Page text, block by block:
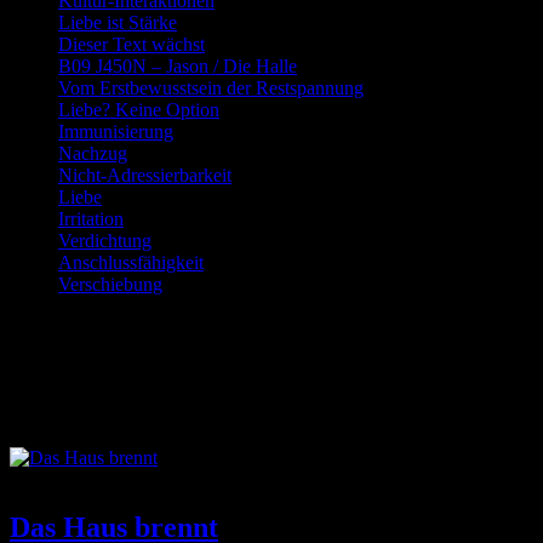
Liebe ist Stärke
Dieser Text wächst
B09 J450N – Jason / Die Halle
Vom Erstbewusstsein der Restspannung
Liebe? Keine Option
Immunisierung
Nachzug
Nicht-Adressierbarkeit
Liebe
Irritation
Verdichtung
Anschlussfähigkeit
Verschiebung
Das Haus brennt